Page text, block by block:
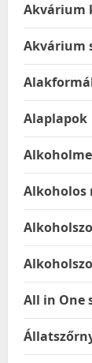
Akvárium
Akvárium
Alaplapok
Alkoholos
All in One